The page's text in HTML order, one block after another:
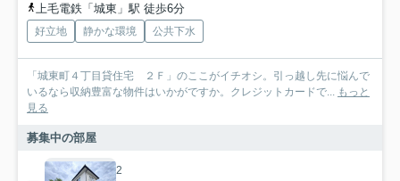
上毛電鉄「城東」駅 徒歩6分
好立地 静かな環境 公共下水
「城東町４丁目貸住宅 ２Ｆ」のここがイチオシ。引っ越し先に悩んで
いるなら収納豊富な物件はいかがですか。クレジットカードで...
もっと
見る
募集中の部屋
2